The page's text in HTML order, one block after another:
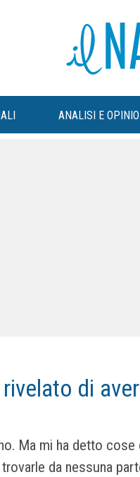
ANALISI E
di
Ma mi ha detto cose
da nessuna